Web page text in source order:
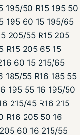
195/50 R15 195 50
195 60 15 195/65
205/55 R15 205
R15 205 65 15
60 15 215/65
185/55 R16 185 55
195 55 16 195/50
215/45 R16 215
R16 205 50 16
60 16 215/55